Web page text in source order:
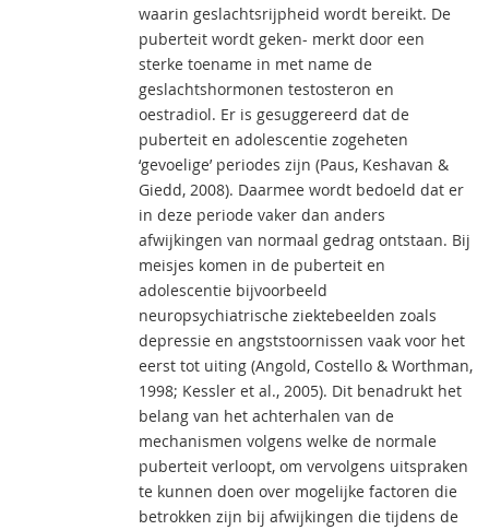
waarin geslachtsrijpheid wordt bereikt. De
puberteit wordt geken- merkt door een
sterke toename in met name de
geslachtshormonen testosteron en
oestradiol. Er is gesuggereerd dat de
puberteit en adolescentie zogeheten
‘gevoelige’ periodes zijn (Paus, Keshavan &
Giedd, 2008). Daarmee wordt bedoeld dat er
in deze periode vaker dan anders
afwijkingen van normaal gedrag ontstaan. Bij
meisjes komen in de puberteit en
adolescentie bijvoorbeeld
neuropsychiatrische ziektebeelden zoals
depressie en angststoornissen vaak voor het
eerst tot uiting (Angold, Costello & Worthman,
1998; Kessler et al., 2005). Dit benadrukt het
belang van het achterhalen van de
mechanismen volgens welke de normale
puberteit verloopt, om vervolgens uitspraken
te kunnen doen over mogelijke factoren die
betrokken zijn bij afwijkingen die tijdens de